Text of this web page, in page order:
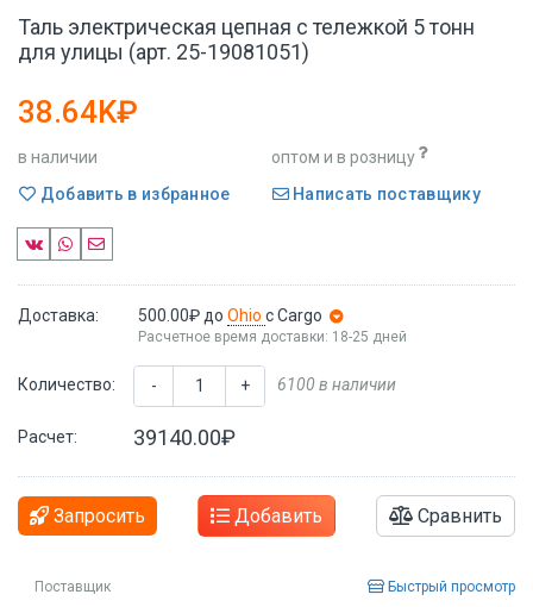
Таль электрическая цепная с тележкой 5 тонн
для улицы (арт. 25-19081051)
38.64K₽
в наличии
оптом и в розницу
Добавить в избранное
Написать поставщику
Доставка: 500.00₽ до Ohio с Cargo
Расчетное время доставки: 18-25 дней
Количество: - + 6100 в наличии
Расчет: 39140.00₽
Запросить Добавить Сравнить
Поставщик Быстрый просмотр